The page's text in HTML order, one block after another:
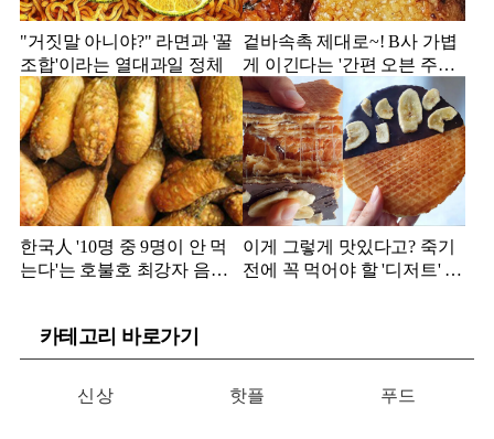
"거짓말 아니야?" 라면과 '꿀
조합'이라는 열대과일 정체
겉바속촉 제대로~! B사 가볍
게 이긴다는 '간편 오븐 주먹
밥' 정체
한국人 '10명 중 9명이 안 먹
는다'는 호불호 최강자 음식
이게 그렇게 맛있다고? 죽기
전에 꼭 먹어야 할 '디저트' 정
카테고리 바로가기
신상 핫플 푸드